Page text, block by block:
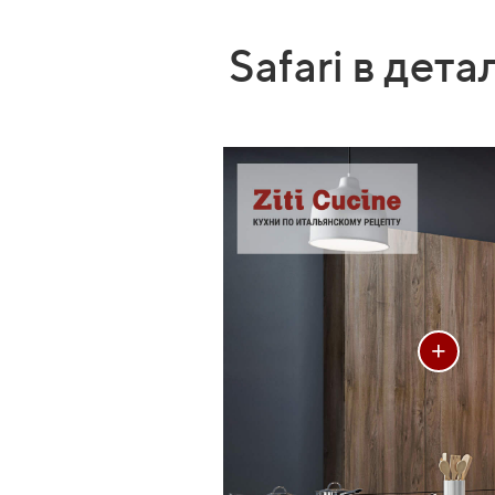
Safari в
+